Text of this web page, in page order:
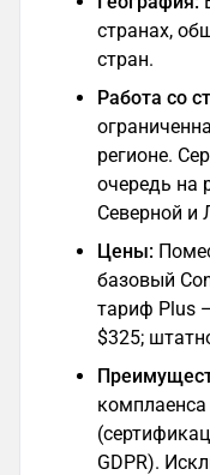
странах,
стран.
Работа со
регионе.
очередь на
Северной и
Цены:
базовый
тариф Plus
$325;
GDPR).